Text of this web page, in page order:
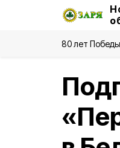
80 лет Победы